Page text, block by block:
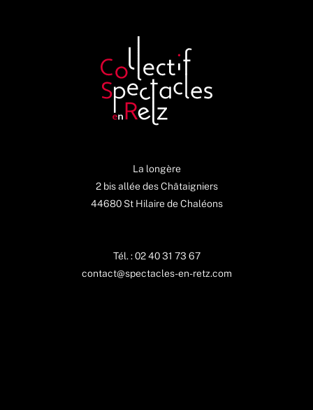
La longère
2 bis allée des Châtaigniers
44680 St Hilaire de Chaléons
Tél. : 02 40 31 73 67
contact@spectacles-en-retz.com